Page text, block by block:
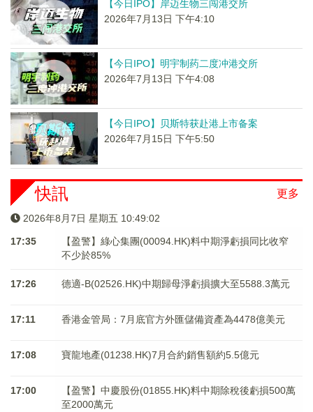
【今日IPO】岸迈生物三闯港交所
2026年7月13日 下午4:10
【今日IPO】明宇制药二度冲港交所
2026年7月13日 下午4:08
【今日IPO】贝斯特获赴港上市备案
2026年7月15日 下午5:50
更多
快訊
2026年8月7日 星期五 10:49:02
17:35
【盈警】綠心集團(00094.HK)料中期淨虧損同比收窄
不少於85%
17:26 德適-B(02526.HK)中期歸母淨虧損擴大至5588.3萬元
17:11 香港金管局：7月底官方外匯儲備資產為4478億美元
17:08 寶龍地產(01238.HK)7月合約銷售額約5.5億元
17:00
【盈警】中慶股份(01855.HK)料中期除稅後虧損500萬
至2000萬元